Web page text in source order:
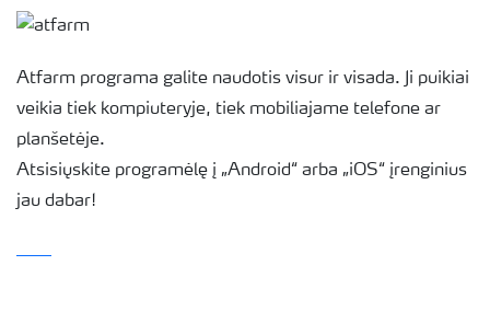
Atfarm programa galite naudotis visur ir visada. Ji puikiai
veikia tiek kompiuteryje, tiek mobiliajame telefone ar
planšetėje.
Atsisiųskite programėlę į „Android“ arba „iOS“ įrenginius
jau dabar!